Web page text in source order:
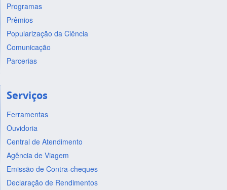
Programas
Prêmios
Popularização da Ciência
Comunicação
Parcerias
Serviços
Ferramentas
Ouvidoria
Central de Atendimento
Agência de Viagem
Emissão de Contra-cheques
Declaração de Rendimentos